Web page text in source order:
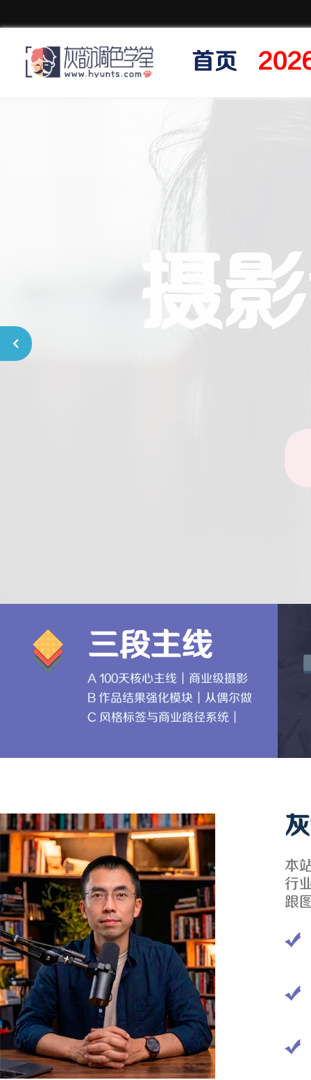
首页
摄
三段主线
A 100天核心主线｜商业级摄影
调色能力系统
B 作品结果强化模块｜从偶尔做
好到稳定出片与结果交付
C 风格标签与商业路径系统｜
本
行
跟